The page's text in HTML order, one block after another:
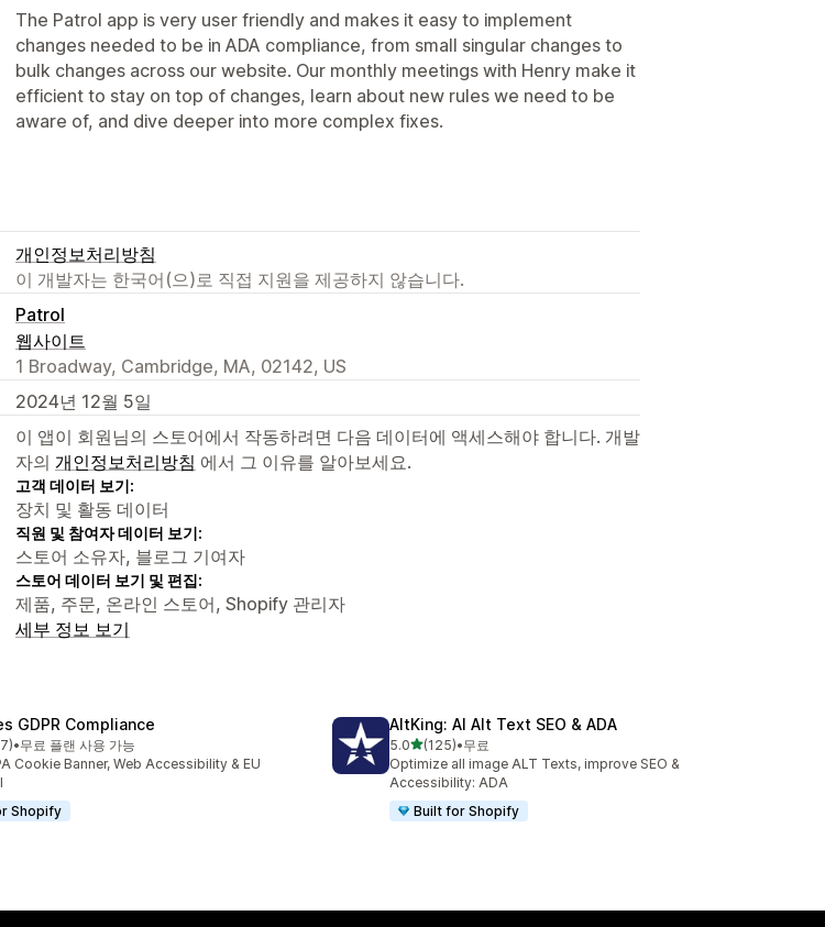
The Patrol app is very user friendly and makes it easy to implement
changes needed to be in ADA compliance, from small singular changes to
bulk changes across our website. Our monthly meetings with Henry make it
efficient to stay on top of changes, learn about new rules we need to be
aware of, and dive deeper into more complex fixes.
개인정보처리방침
이 개발자는 한국어(으)로 직접 지원을 제공하지 않습니다.
Patrol
웹사이트
1 Broadway, Cambridge, MA, 02142, US
2024년 12월 5일
이 앱이 회원님의 스토어에서 작동하려면 다음 데이터에 액세스해야 합니다. 개발
자의 개인정보처리방침 에서 그 이유를 알아보세요.
고객 데이터 보기:
장치 및 활동 데이터
직원 및 참여자 데이터 보기:
스토어 소유자, 블로그 기여자
스토어 데이터 보기 및 편집:
제품, 주문, 온라인 스토어, Shopify 관리자
세부 정보 보기
GDPR Compliance
개
•무료 플랜 사용 가능
Cookie Banner, Web Accessibility & EU
Shopify
AltKing: AI Alt Text SEO & ADA
5.0별 5개 중
(125)
총 리뷰 125개
•무료
Optimize all image ALT Texts, improve SEO &
Accessibility: ADA
Built for Shopify